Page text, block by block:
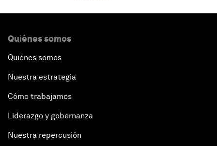
Quiénes somos
Quiénes somos
Nuestra estrategia
Cómo trabajamos
Liderazgo y gobernanza
Nuestra repercusión